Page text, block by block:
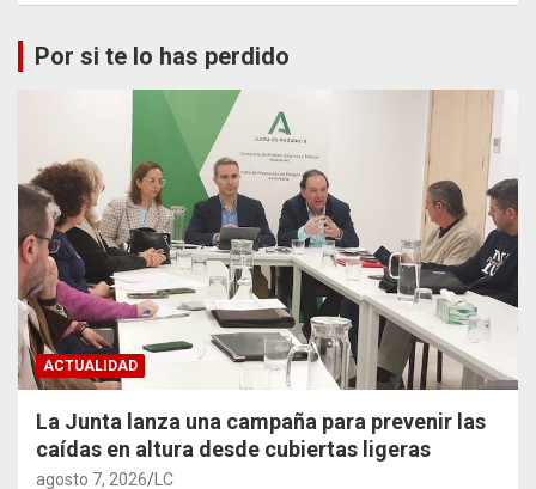
Por si te lo has perdido
ACTUALIDAD
La Junta lanza una campaña para prevenir las
caídas en altura desde cubiertas ligeras
agosto 7, 2026 LC